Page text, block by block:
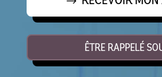
ÊTRE RAPPELÉ